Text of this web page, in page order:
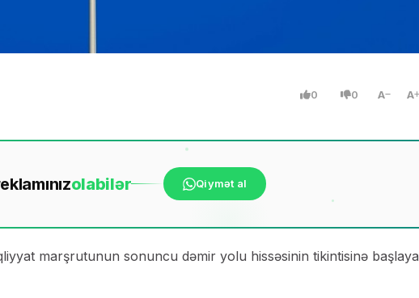
0 0 A A
olabilər Qiymət al
marşrutunun sonuncu dəmir yolu hissəsinin tikintisinə başlaya